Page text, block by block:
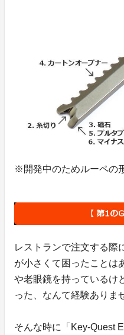
※開発中のためルーペの
レストランで注文する際
が小さくて困ったことは
や老眼鏡を持っているけ
った、なんて経験ありま
そんな時に「Key-Quest